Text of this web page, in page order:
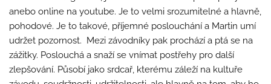
anebo online na youtube. Je to velmi srozumitelné a hlavně,
pohodové. Je to takové, příjemné poslouchání a Martin umí
udržet pozornost. Mezi závodníky pak prochází a ptá se na
zážitky. Poslouchá a snaží se vnímat postřehy pro další
zlepšování. Působí jako srdcař, kterému záleží na kultuře